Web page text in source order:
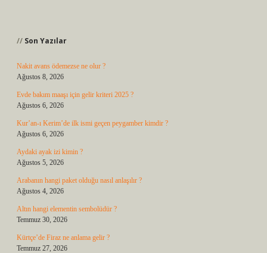
Son Yazılar
Nakit avans ödemezse ne olur ?
Ağustos 8, 2026
Evde bakım maaşı için gelir kriteri 2025 ?
Ağustos 6, 2026
Kur’an-ı Kerim’de ilk ismi geçen peygamber kimdir ?
Ağustos 6, 2026
Aydaki ayak izi kimin ?
Ağustos 5, 2026
Arabanın hangi paket olduğu nasıl anlaşılır ?
Ağustos 4, 2026
Altın hangi elementin sembolüdür ?
Temmuz 30, 2026
Kürtçe’de Firaz ne anlama gelir ?
Temmuz 27, 2026